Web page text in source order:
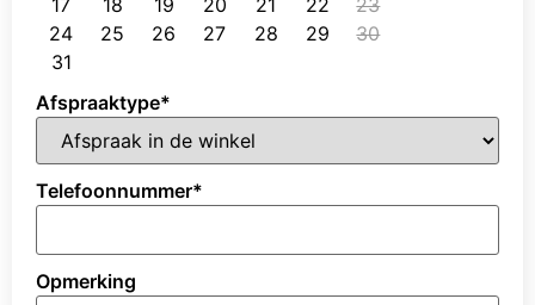
17
18 19 20 21 22
23
24
25 26 27 28 29
30
31
Afspraaktype*
Telefoonnummer*
Opmerking